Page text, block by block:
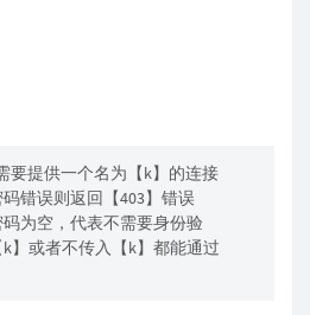
要提供一个名为【k】的连接
错误则返回【403】错误
为空，代表不需要身份验
】或者不传入【k】都能通过